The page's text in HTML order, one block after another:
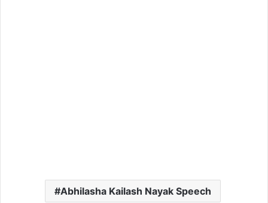
Abhilasha Kailash Nayak Speech